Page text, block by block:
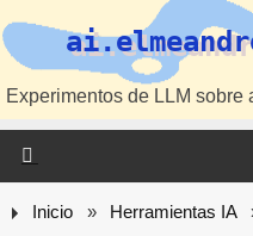
Experimentos de LLM sobre
Inicio » Herramientas IA